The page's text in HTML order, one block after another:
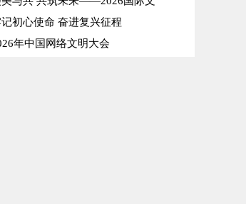
初心使命 奋进复兴征程
年中国网络文明大会